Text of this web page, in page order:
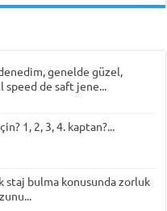
genelde güzel,
de saft jene...
1, 2, 3, 4. kaptan?...
staj bulma konusunda zorluk